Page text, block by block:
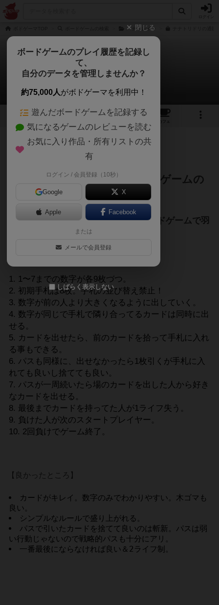
ハチトレイン
ナナトリドリ
極東さんのレビュー
8 1 36
カフェ
457名 6名 0 2年以上前
数が物言う新型大富豪系カードゲームの
決定版
みんな大好き、手札並び替え不可カードゲームで羽
1〜7までの数字が各9枚づつ。
初期手札は8枚。手札の並び替え禁止！
数字が前の人より大きくなるように出していく。
数字が同じで手札で隣り合ってるカードは同時に出
せる。
カードを出せたら、前のカードを拾って手札に入れ
る事もできる。
パスも同様に、出せなかったら1枚引くが手札に入
れても良いし捨てても良い。
パスが一周続いたら場のカードを出した人から好き
なカードを出せる。
最後までカードを持ってた人が1ライフ失う。
負けた人が次のスタートプレイヤー。
2回負けでゲーム終了。
【良かったところ】
カードがキレイ。数字のみでわかりやすい。木ゴマも
良い。
シンプルなルールで盛り上がれる。
パスで引いたカードを捨てて良いのは斬新。パスは弱
い行動じゃないので戦略的パスも十分にアリ。
一番最後にならなければ良い＆2ライフ制。
閉じる
ボードゲームのプレイ履歴を記録し
て、
自分のデータを管理しませんか？
約75,000人がボドゲーマを利用中！
遊んだボードゲームを記録する
気になるゲームのレビューを読む
お気に入り作品・所有リストの共
有
ログイン / 会員登録（10秒）
Google X
Apple Facebook
または
メールで会員登録
しばらく表示しない